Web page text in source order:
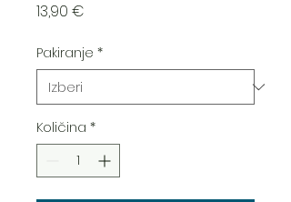
13,90 €
Pakiranje *
Količina *